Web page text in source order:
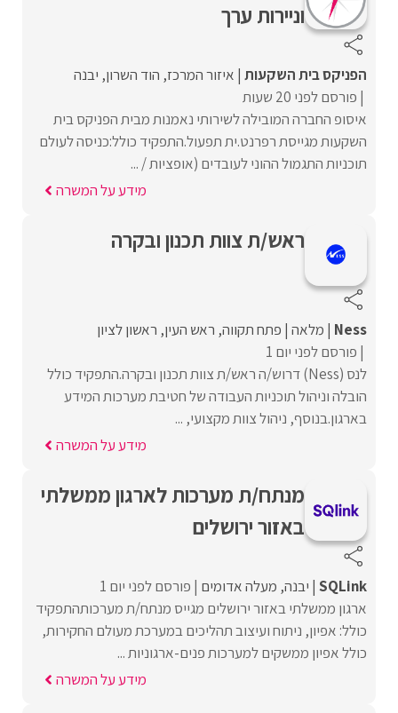
וניירות ערך
הפניקס בית השקעות איזור המרכז הוד השרון יבנה
פורסם לפני 20 שעות
איסופ החברה המובילה לשירותי נאמנות מבית הפניקס בית
השקעות מגייסת רפרנט.ית תפעול.התפקיד כולל:כניסה לעולם
תוכניות התגמול ההוני לעובדים (אופציות / ...
מידע על המשרה
ראש/ת צוות תכנון ובקרה
Ness מלאה פתח תקווה ראש העין ראשון לציון
פורסם לפני יום 1
לנס (Ness) דרוש/ה ראש/ת צוות תכנון ובקרה.התפקיד כולל
הובלה וניהול תוכניות העבודה של חטיבת מערכות המידע
בארגון.בנוסף, ניהול צוות מקצועי, ...
מידע על המשרה
מנתח/ת מערכות לארגון ממשלתי
באזור ירושלים
SQLink יבנה מעלה אדומים פורסם לפני יום 1
ארגון ממשלתי באזור ירושלים מגייס מנתח/ת מערכותהתפקיד
כולל: אפיון, ניתוח ועיצוב תהליכים במערכת מעולם החקירות,
כולל אפיון ממשקים למערכות פנים-ארגוניות ...
מידע על המשרה